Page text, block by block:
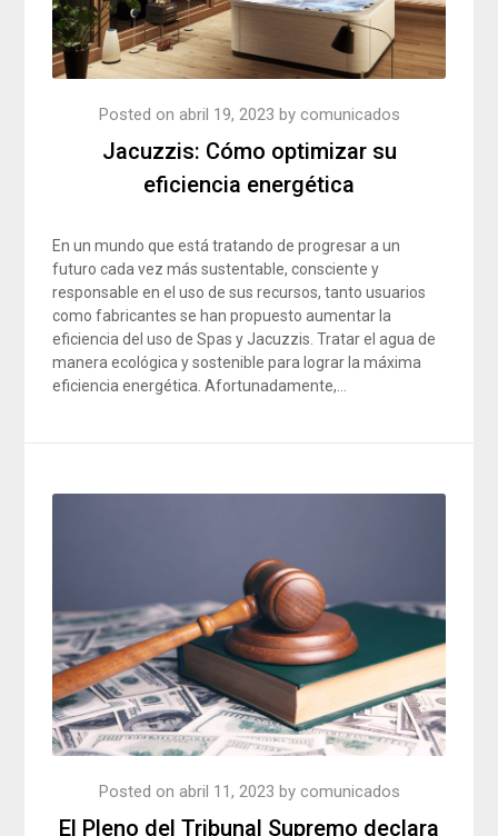
Jacuzzis: Cómo optimizar su
eficiencia energética
Posted on abril 19, 2023 by comunicados
En un mundo que está tratando de progresar a un
futuro cada vez más sustentable, consciente y
responsable en el uso de sus recursos, tanto usuarios
como fabricantes se han propuesto aumentar la
eficiencia del uso de Spas y Jacuzzis. Tratar el agua de
manera ecológica y sostenible para lograr la máxima
eficiencia energética. Afortunadamente,…
El Pleno del Tribunal Supremo declara
Posted on abril 11, 2023 by comunicados